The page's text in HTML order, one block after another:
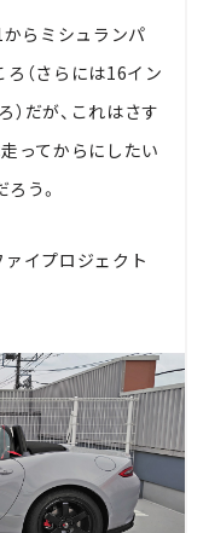
らミシュランパ
（さらには16イン
だが、これはさす
ってからにしたい
う。
ァイプロジェクト